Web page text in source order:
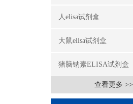
人elisa试剂盒
大鼠elisa试剂盒
猪脑钠素ELISA试剂盒
查看更多 >>